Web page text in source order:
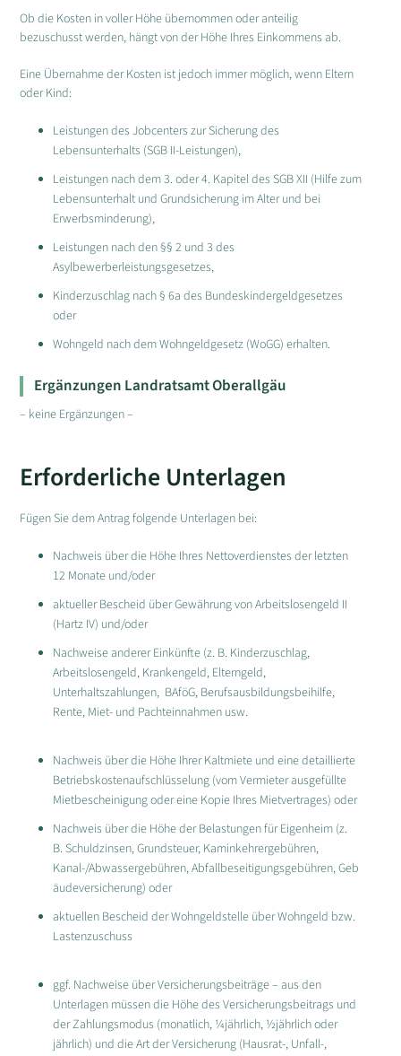
Ob die Kosten in voller Höhe übernommen oder anteilig
bezuschusst werden, hängt von der Höhe Ihres Einkommens ab.
Eine Übernahme der Kosten ist jedoch immer möglich, wenn Eltern
oder Kind:
Leistungen des Jobcenters zur Sicherung des
Lebensunterhalts (SGB II-Leistungen),
Leistungen nach dem 3. oder 4. Kapitel des SGB XII (Hilfe zum
Lebensunterhalt und Grundsicherung im Alter und bei
Erwerbsminderung),
Leistungen nach den §§ 2 und 3 des
Asylbewerberleistungsgesetzes,
Kinderzuschlag nach § 6a des Bundeskindergeldgesetzes
oder
Wohngeld nach dem Wohngeldgesetz (WoGG) erhalten.
Ergänzungen Landratsamt Oberallgäu
– keine Ergänzungen –
Erforderliche Unterlagen
Fügen Sie dem Antrag folgende Unterlagen bei:
Nachweis über die Höhe Ihres Nettoverdienstes der letzten
12 Monate und/oder
aktueller Bescheid über Gewährung von Arbeitslosengeld II
(Hartz IV) und/oder
Nachweise anderer Einkünfte (z. B. Kinderzuschlag,
Arbeitslosengeld, Krankengeld, Elterngeld,
Unterhaltszahlungen, BAföG, Berufsausbildungsbeihilfe,
Rente, Miet- und Pachteinnahmen usw.
Nachweis über die Höhe Ihrer Kaltmiete und eine detaillierte
Betriebskostenaufschlüsselung (vom Vermieter ausgefüllte
Mietbescheinigung oder eine Kopie Ihres Mietvertrages) oder
Nachweis über die Höhe der Belastungen für Eigenheim (z.
B. Schuldzinsen, Grundsteuer, Kaminkehrergebühren,
Kanal-/Abwassergebühren, Abfallbeseitigungsgebühren, Geb
äudeversicherung) oder
aktuellen Bescheid der Wohngeldstelle über Wohngeld bzw.
Lastenzuschuss
ggf. Nachweise über Versicherungsbeiträge – aus den
Unterlagen müssen die Höhe des Versicherungsbeitrags und
der Zahlungsmodus (monatlich, ¼jährlich, ½jährlich oder
jährlich) und die Art der Versicherung (Hausrat-, Unfall-,